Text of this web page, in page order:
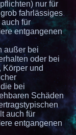
nur für
fahrlässiges
für
entgangenen
außer bei
oder bei
Körper und
bei
Schäden
auch für
entgangenen